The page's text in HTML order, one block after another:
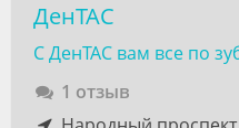
ДенТАС
С ДенТАС вам все по
1 отзыв